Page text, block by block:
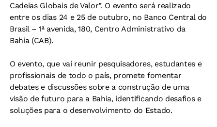
Cadeias Globais de Valor”. O evento será realizado
entre os dias 24 e 25 de outubro, no Banco Central do
Brasil – 1ª avenida, 180, Centro Administrativo da
Bahia (CAB).
O evento, que vai reunir pesquisadores, estudantes e
profissionais de todo o país, promete fomentar
debates e discussões sobre a construção de uma
visão de futuro para a Bahia, identificando desafios e
soluções para o desenvolvimento do Estado.